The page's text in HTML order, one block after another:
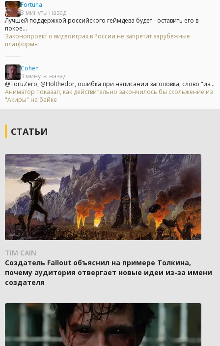
Fortuna
3 минуты назад
Лучшей поддержкой российского геймдева будет - оставить его в
покое...
Законопроект о видеоиграх в России не запретит зарубежные
платформы
Cohen
3 минуты назад
@ToruZero, @Holthedor, ошибка при написании заголовка, слово "из...
Аниматор показал, как действительно закончилось бы скольжение из
"Акиры" на байке
СТАТЬИ
TIM CAIN
Создатель Fallout объяснил на примере Толкина,
почему аудитория отвергает новые идеи из-за имени
создателя